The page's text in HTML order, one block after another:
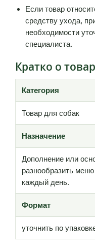
Если товар
средству ухода,
необходимости
специалиста.
Кратко о
Категория
Товар для собак
Назначение
Дополнение или
разнообразить
каждый день.
Формат
уточнить по